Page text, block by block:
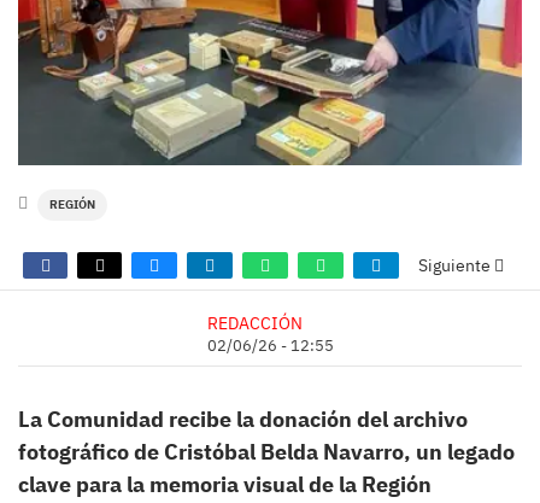
REGIÓN
Siguiente
REDACCIÓN
02/06/26 - 12:55
La Comunidad recibe la donación del archivo
fotográfico de Cristóbal Belda Navarro, un legado
clave para la memoria visual de la Región